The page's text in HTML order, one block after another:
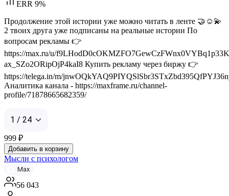
ERR 9%
Продолжение этой истории уже можно читать в ленте 🤝☺️💫
2 твоих друга уже подписаны на реальные истории По
вопросам рекламы 👉
https://max.ru/u/
ax_SZo2ORipOjP4kaI8 Купить рекламу через биржу 👉
https://telega.in/m/
Аналитика канала - https://maxframe.ru/channel-
profile/71878665682359/
1 / 24
999 ₽
Добавить в корзину
Мысли с психологом
Max
56 043